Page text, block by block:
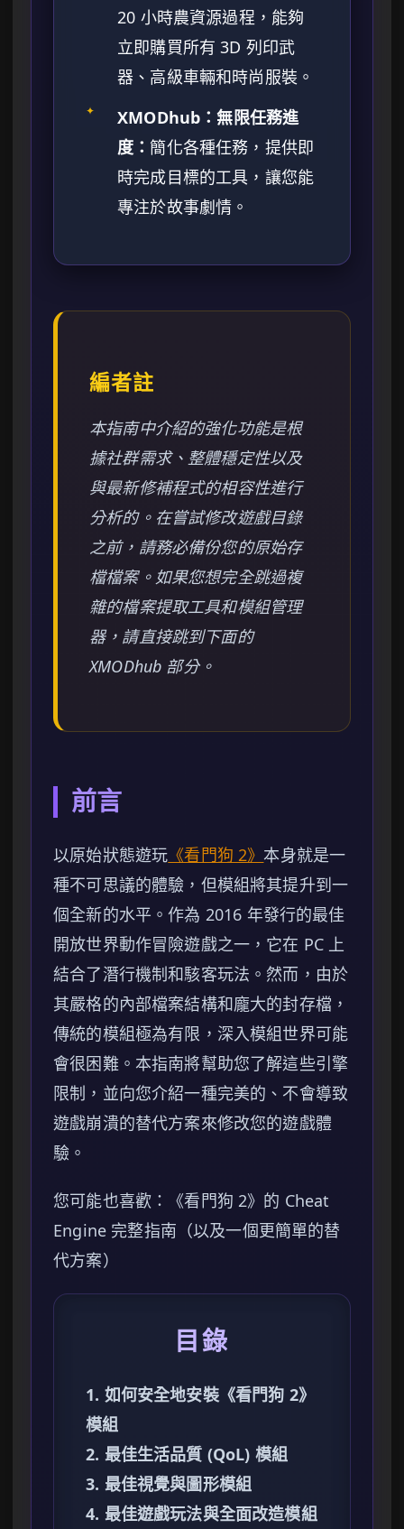
20 小時農資源過程，能夠
立即購買所有 3D 列印武
器、高級車輛和時尚服裝。
✦
XMODhub：無限任務進
度： 簡化各種任務，提供即
時完成目標的工具，讓您能
專注於故事劇情。
編者註
本指南中介紹的強化功能是根
據社群需求、整體穩定性以及
與最新修補程式的相容性進行
分析的。在嘗試修改遊戲目錄
之前，請務必備份您的原始存
檔檔案。如果您想完全跳過複
雜的檔案提取工具和模組管理
器，請直接跳到下面的
XMODhub 部分。
前言
以原始狀態遊玩 《看門狗 2》 本身就是一
種不可思議的體驗，但模組將其提升到一
個全新的水平。作為 2016 年發行的最佳
開放世界動作冒險遊戲之一，它在 PC 上
結合了潛行機制和駭客玩法。然而，由於
其嚴格的內部檔案結構和龐大的封存檔，
傳統的模組極為有限，深入模組世界可能
會很困難。本指南將幫助您了解這些引擎
限制，並向您介紹一種完美的、不會導致
遊戲崩潰的替代方案來修改您的遊戲體
驗。
您可能也喜歡：《看門狗 2》的 Cheat
Engine 完整指南（以及一個更簡單的替
代方案）
目錄
1. 如何安全地安裝《看門狗 2》
模組
2. 最佳生活品質 (QoL) 模組
3. 最佳視覺與圖形模組
4. 最佳遊戲玩法與全面改造模組